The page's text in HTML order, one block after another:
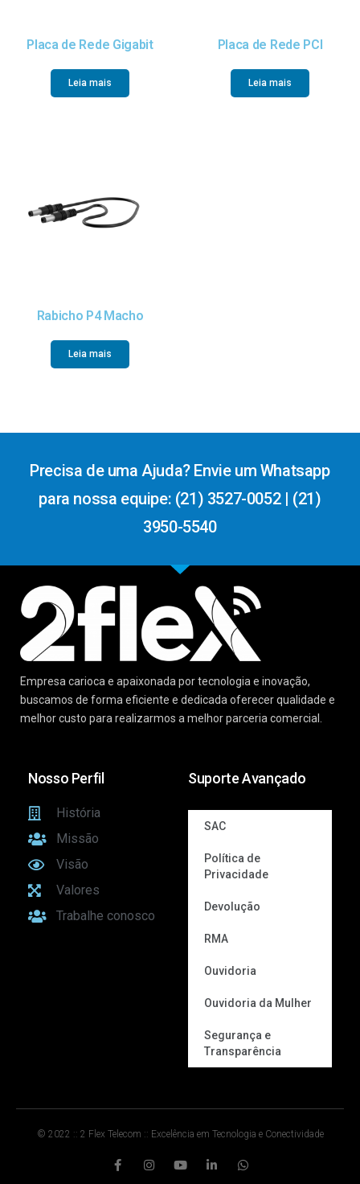
Placa de Rede Gigabit
Leia mais
Placa de Rede PCI
Leia mais
Rabicho P4 Macho
Leia mais
Precisa de uma Ajuda? Envie um Whatsapp
para nossa equipe: (21) 3527-0052 | (21)
3950-5540
Empresa carioca e apaixonada por tecnologia e inovação,
buscamos de forma eficiente e dedicada oferecer qualidade e
melhor custo para realizarmos a melhor parceria comercial.
Nosso Perfil
História
Missão
Visão
Valores
Trabalhe conosco
Suporte Avançado
SAC
Política de
Privacidade
Devolução
RMA
Ouvidoria
Ouvidoria da Mulher
Segurança e
Transparência
© 2022 :: 2 Flex Telecom :: Excelência em Tecnologia e Conectividade